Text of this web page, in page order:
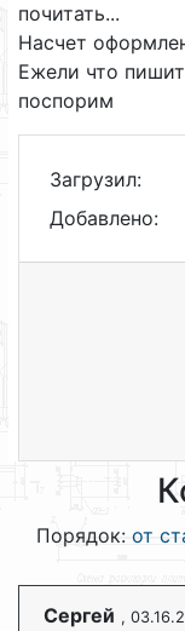
почитать...
Насчет
Ежели что
поспорим
Загрузил:
Добавлено:
Порядок: от
Сергей ,